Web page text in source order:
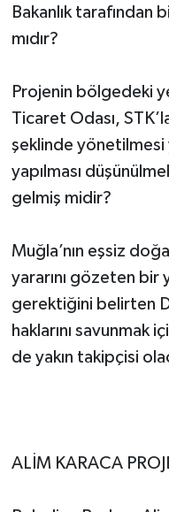
Bakanlık tarafından
mıdır?
Projenin bölgedeki
Ticaret Odası,
şeklinde yönetilmesi
yapılması
gelmiş midir?
Muğla’nın eşsiz
yararını gözeten bir
gerektiğini belirten
haklarını savunmak
de yakın takipçisi
ALİM KARACA